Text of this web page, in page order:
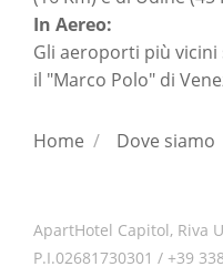
In Aereo:
Gli aeroporti più vicini
il "Marco Polo" di
Home / Dove siamo
ApartHotel Capitol, Riva
P.I.02681730301 / +39